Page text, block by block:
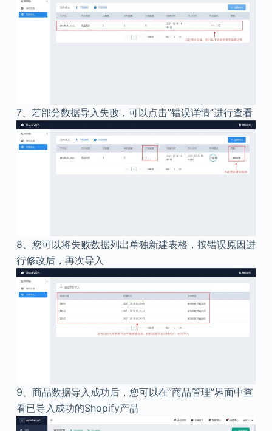
7、 若部分数据导入失败，可以点击”错误详情”进行查看
8、 您可以将失败数据列出单独新建表格，按错误原因进
行修改后，再次导入
9、 商品数据导入成功后，您可以在”商品管理”界面中查
看已导入成功的Shopify产品